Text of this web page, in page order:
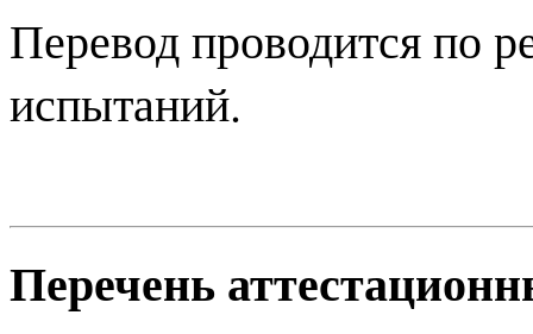
Перевод проводится по
испытаний.
Перечень